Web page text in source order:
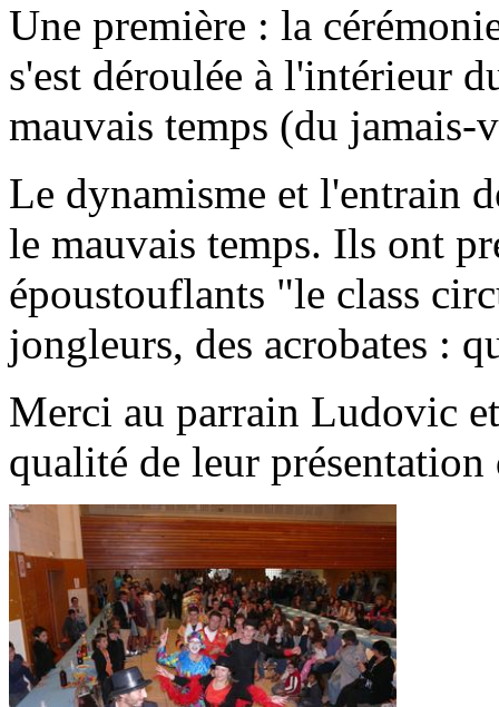
Une première : la
s'est déroulée à l'intérieur
mauvais temps (du
Le dynamisme et l'entrain
le mauvais temps. Ils ont
époustouflants "le class
jongleurs, des acrobates :
Merci au parrain Ludovic
qualité de leur présentation